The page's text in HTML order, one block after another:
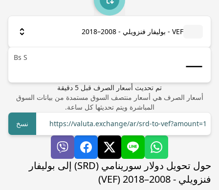
VEF - بوليفار فنزويلي - 2008–2018
Bs S
تم تحديث أسعار الصرف قبل 5 دقيقة
أسعار الصرف هي أسعار منتصف السوق مستمدة من بيانات السوق
المباشرة ويتم تحديثها كل ساعة.
https://valuta.exchange/ar/srd-to-vef?amount=1
نسخ
حول تحويل دولار سورينامي (SRD) إلى بوليفار
فنزويلي - 2008–2018 (VEF)